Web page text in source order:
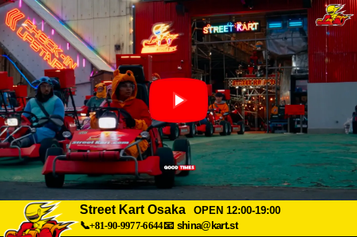
Street Kart Osaka
OPEN 12:00-19:00
📞+81-90-9977-6644📧 shina@kart.st